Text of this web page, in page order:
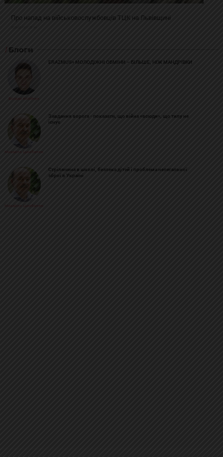
Про напад на військовослужбовців ТЦК на Львівщині
Блоги
Богдан Козійчук
ERAZMUS+ МОЛОДІЖНІ ОБМІНИ – БІЛЬШЕ, НІЖ МАНДРІВКИ
Михайло Цимбалюк
Завдання ворога - показати, що війна «всюди», що тилу не
існує
Михайло Цимбалюк
Стрілянина в школі, безпека дітей і проблема нелегальної
зброї в Україні